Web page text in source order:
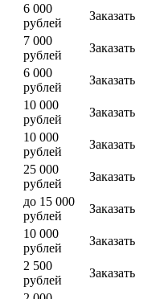
6 000
рублей
Заказать
7 000
рублей
Заказать
6 000
рублей
Заказать
10 000
рублей
Заказать
10 000
рублей
Заказать
25 000
рублей
Заказать
до 15 000
рублей
Заказать
10 000
рублей
Заказать
2 500
рублей
Заказать